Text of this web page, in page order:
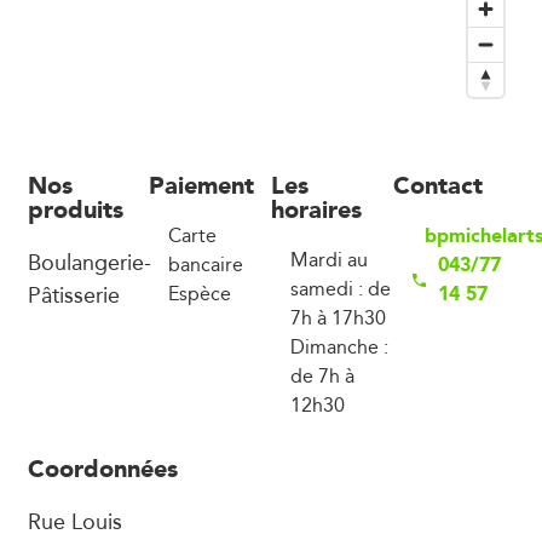
Nos
produits
Boulangerie-
Pâtisserie
Paiement
Carte
bancaire
Espèce
Les
horaires
Mardi au
samedi : de
7h à 17h30
Dimanche :
de 7h à
12h30
Contact
043/77
14 57
Coordonnées
Rue Louis